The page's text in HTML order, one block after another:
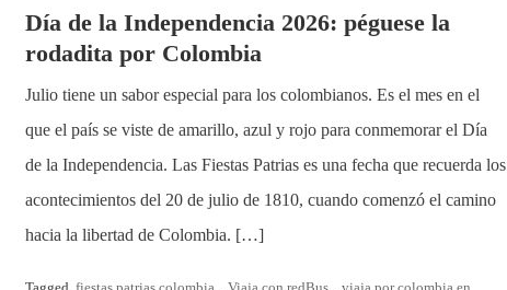
Día de la Independencia 2026: péguese la
rodadita por Colombia
Julio tiene un sabor especial para los colombianos. Es el mes en el
que el país se viste de amarillo, azul y rojo para conmemorar el Día
de la Independencia. Las Fiestas Patrias es una fecha que recuerda los
acontecimientos del 20 de julio de 1810, cuando comenzó el camino
hacia la libertad de Colombia. […]